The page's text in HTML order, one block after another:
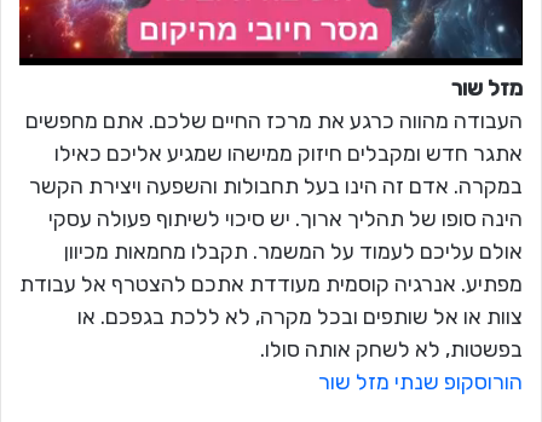
מזל שור
העבודה מהווה כרגע את מרכז החיים שלכם. אתם מחפשים
אתגר חדש ומקבלים חיזוק ממישהו שמגיע אליכם כאילו
במקרה. אדם זה הינו בעל תחבולות והשפעה ויצירת הקשר
הינה סופו של תהליך ארוך. יש סיכוי לשיתוף פעולה עסקי
אולם עליכם לעמוד על המשמר. תקבלו מחמאות מכיוון
מפתיע. אנרגיה קוסמית מעודדת אתכם להצטרף אל עבודת
צוות או אל שותפים ובכל מקרה, לא ללכת בגפכם. או
בפשטות, לא לשחק אותה סולו.
הורוסקופ שנתי מזל שור